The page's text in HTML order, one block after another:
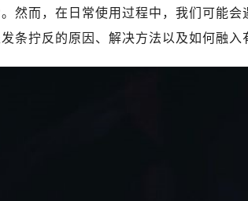
然而，在日常使用过程中，我们可能
条拧反的原因、解决方法以及如何融入